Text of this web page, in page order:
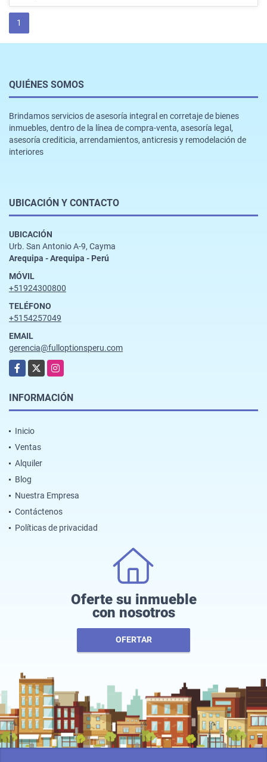
1
QUIÉNES SOMOS
Brindamos servicios de asesoría integral en corretaje de bienes
inmuebles, dentro de la línea de compra-venta, asesoría legal,
asesoría crediticia, arrendamientos, anticresis y remodelación de
interiores
UBICACIÓN Y CONTACTO
UBICACIÓN
Urb. San Antonio A-9, Cayma
Arequipa - Arequipa - Perú
MÓVIL
+51924300800
TELÉFONO
+5154257049
EMAIL
gerencia@fulloptionsperu.com
Facebook
X Instagram
INFORMACIÓN
Inicio
Ventas
Alquiler
Blog
Nuestra Empresa
Contáctenos
Políticas de privacidad
Oferte su inmueble
con nosotros
OFERTAR